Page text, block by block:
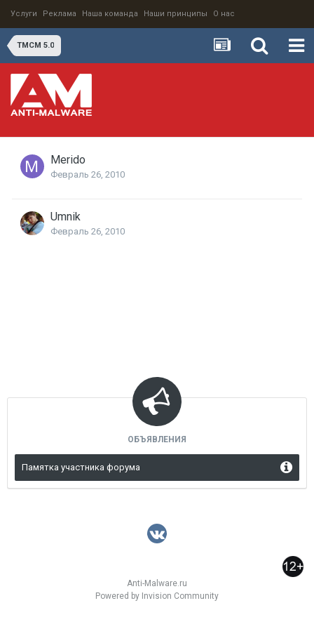
Услуги Реклама Наша команда Наши принципы О нас
TMCM 5.0
Merido
Февраль 26, 2010
Umnik
Февраль 26, 2010
ОБЪЯВЛЕНИЯ
Памятка участника форума
Anti-Malware.ru
Powered by Invision Community